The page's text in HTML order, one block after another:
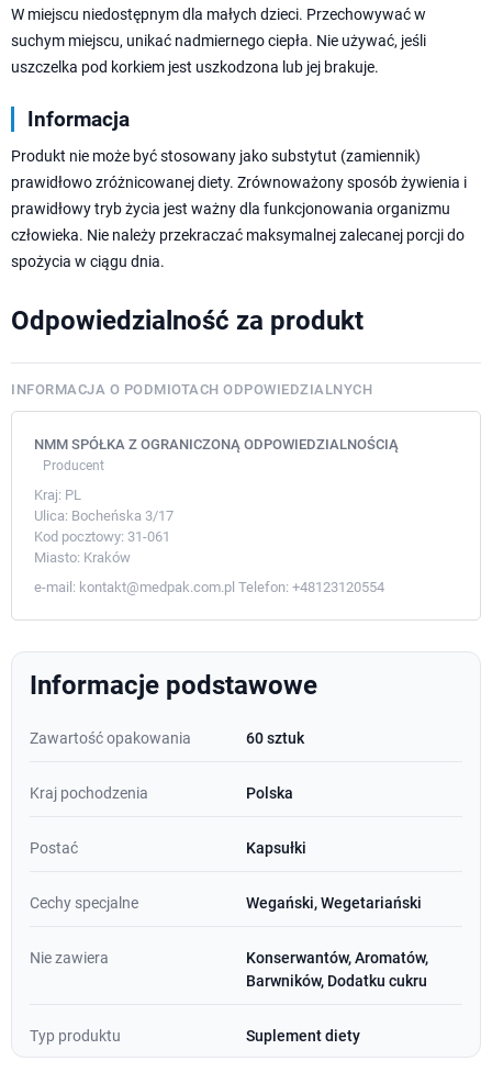
W miejscu niedostępnym dla małych dzieci. Przechowywać w
suchym miejscu, unikać nadmiernego ciepła. Nie używać, jeśli
uszczelka pod korkiem jest uszkodzona lub jej brakuje.
Informacja
Produkt nie może być stosowany jako substytut (zamiennik)
prawidłowo zróżnicowanej diety. Zrównoważony sposób żywienia i
prawidłowy tryb życia jest ważny dla funkcjonowania organizmu
człowieka. Nie należy przekraczać maksymalnej zalecanej porcji do
spożycia w ciągu dnia.
Odpowiedzialność za produkt
INFORMACJA O PODMIOTACH ODPOWIEDZIALNYCH
NMM SPÓŁKA Z OGRANICZONĄ ODPOWIEDZIALNOŚCIĄ
Producent
Kraj: PL
Ulica: Bocheńska 3/17
Kod pocztowy: 31-061
Miasto: Kraków
e-mail: kontakt@medpak.com.pl Telefon: +48123120554
Informacje podstawowe
Zawartość opakowania 60 sztuk
Kraj pochodzenia Polska
Postać Kapsułki
Cechy specjalne Wegański, Wegetariański
Nie zawiera
Konserwantów, Aromatów,
Barwników, Dodatku cukru
Typ produktu Suplement diety